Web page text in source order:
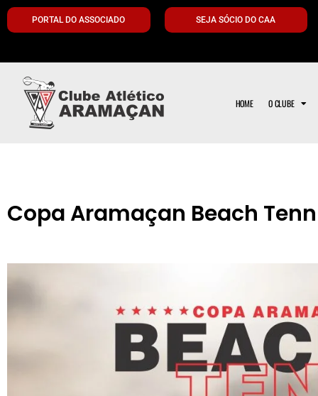
PORTAL DO ASSOCIADO SEJA SÓCIO DO CAA
HOME O CLUBE
Copa Aramaçan Beach